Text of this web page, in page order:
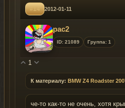
#14 2012-01-11
pac2
ID: 21089 Группа: 1
1
К материалу: BMW Z4 Roadster
че-то как-то не очень, хотя